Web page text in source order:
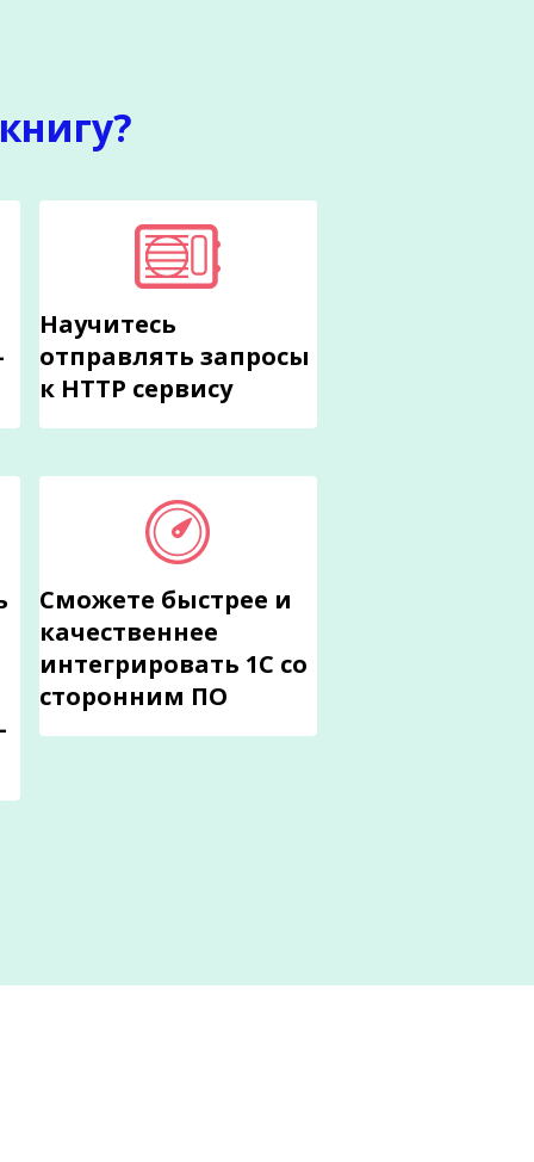
Научитесь
отправлять запросы
к HTTP сервису
Сможете быстрее и
качественнее
интегрировать 1С со
сторонним ПО